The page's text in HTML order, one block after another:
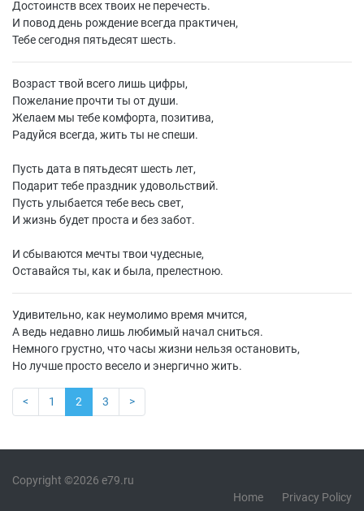
Достоинств всех твоих не перечесть.
И повод день рождение всегда практичен,
Тебе сегодня пятьдесят шесть.
Возраст твой всего лишь цифры,
Пожелание прочти ты от души.
Желаем мы тебе комфорта, позитива,
Радуйся всегда, жить ты не спеши.
Пусть дата в пятьдесят шесть лет,
Подарит тебе праздник удовольствий.
Пусть улыбается тебе весь свет,
И жизнь будет проста и без забот.
И сбываются мечты твои чудесные,
Оставайся ты, как и была, прелестною.
Удивительно, как неумолимо время мчится,
А ведь недавно лишь любимый начал сниться.
Немного грустно, что часы жизни нельзя остановить,
Но лучше просто весело и энергично жить.
< 1 2 3 >
Copyright ©2026 e79.ru
Home
Privacy Policy